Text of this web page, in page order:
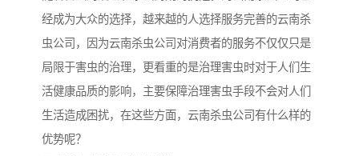
经成为大众的选择，越来越的人选择服务完善的云南杀
虫公司，因为云南杀虫公司对消费者的服务不仅仅只是
局限于害虫的治理，更看重的是治理害虫时对于人们生
活健康品质的影响，主要保障治理害虫手段不会对人们
生活造成困扰，在这些方面，云南杀虫公司有什么样的
优势呢？